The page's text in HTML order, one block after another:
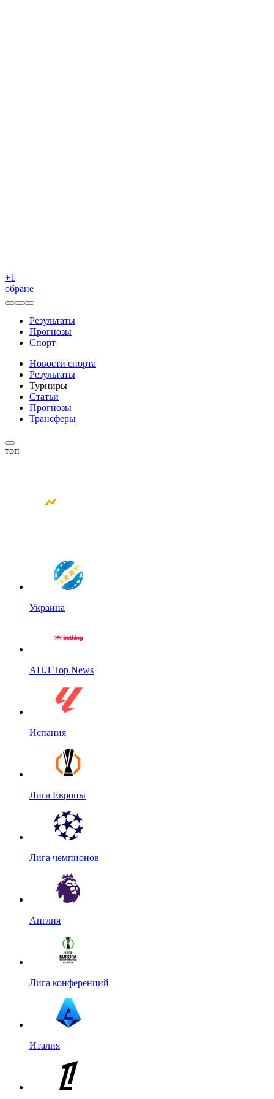
+1
обране
Результаты
Прогнозы
Спорт
Новости спорта
Результаты
Турниры
Статьи
Прогнозы
Трансферы
топ
Украина
АПЛ Top News
Испания
Лига Европы
Лига чемпионов
Англия
Лига конференций
Италия